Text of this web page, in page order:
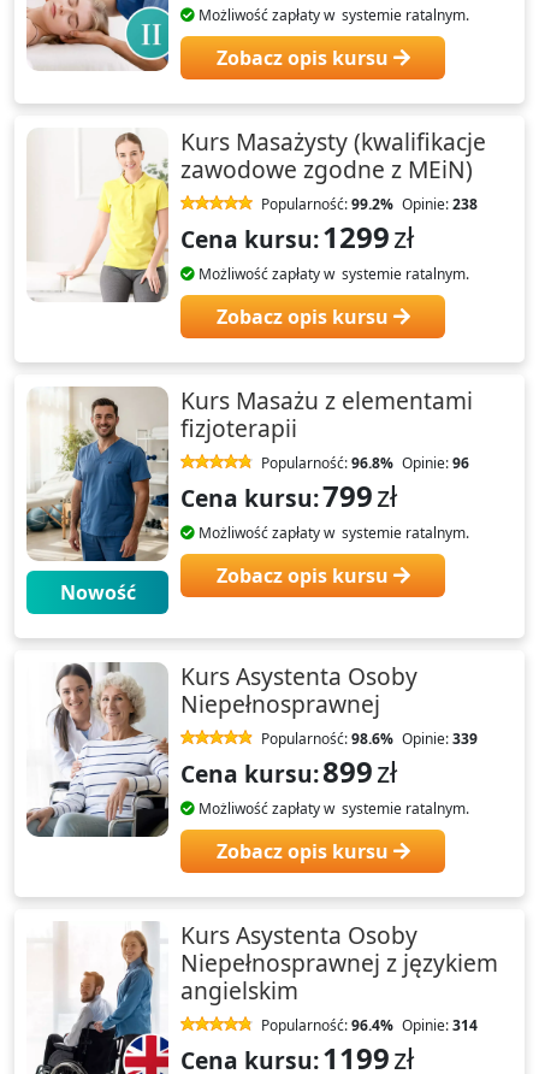
Możliwość zapłaty w systemie ratalnym.
Zobacz opis kursu
Kurs Masażysty (kwalifikacje
zawodowe zgodne z MEiN)
Popularność:99.2% Opinie:238
Cena kursu:1299zł
Możliwość zapłaty w systemie ratalnym.
Zobacz opis kursu
Nowość
Kurs Masażu z elementami
fizjoterapii
Popularność:96.8% Opinie:96
Cena kursu:799zł
Możliwość zapłaty w systemie ratalnym.
Zobacz opis kursu
Kurs Asystenta Osoby
Niepełnosprawnej
Popularność:98.6% Opinie:339
Cena kursu:899zł
Możliwość zapłaty w systemie ratalnym.
Zobacz opis kursu
Kurs Asystenta Osoby
Niepełnosprawnej z językiem
angielskim
Popularność:96.4% Opinie:314
Cena kursu:1199zł